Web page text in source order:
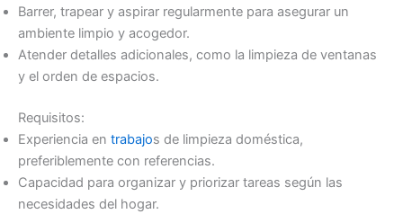
Barrer, trapear y aspirar regularmente para asegurar un
ambiente limpio y acogedor.
Atender detalles adicionales, como la limpieza de ventanas
y el orden de espacios.
Requisitos:
Experiencia en trabajos de limpieza doméstica,
preferiblemente con referencias.
Capacidad para organizar y priorizar tareas según las
necesidades del hogar.